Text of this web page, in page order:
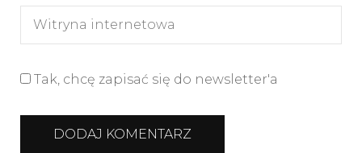
Tak, chcę zapisać się do newsletter'a